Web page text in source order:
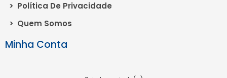
> Política De Privacidade
> Quem Somos
Minha Conta